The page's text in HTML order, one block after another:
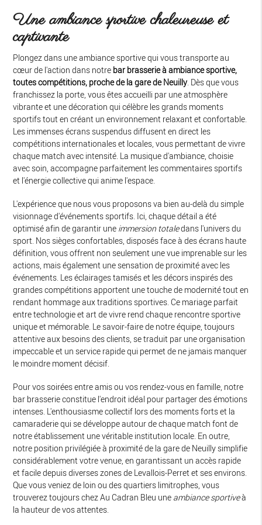
Une ambiance sportive chaleureuse et
captivante
Plongez dans une ambiance sportive qui vous transporte au
cœur de l'action dans notre bar brasserie à ambiance sportive,
toutes compétitions, proche de la gare de Neuilly. Dès que vous
franchissez la porte, vous êtes accueilli par une atmosphère
vibrante et une décoration qui célèbre les grands moments
sportifs tout en créant un environnement relaxant et confortable.
Les immenses écrans suspendus diffusent en direct les
compétitions internationales et locales, vous permettant de vivre
chaque match avec intensité. La musique d'ambiance, choisie
avec soin, accompagne parfaitement les commentaires sportifs
et l'énergie collective qui anime l'espace.
L'expérience que nous vous proposons va bien au-delà du simple
visionnage d'événements sportifs. Ici, chaque détail a été
optimisé afin de garantir une immersion totaledans l'univers du
sport. Nos sièges confortables, disposés face à des écrans haute
définition, vous offrent non seulement une vue imprenable sur les
actions, mais également une sensation de proximité avec les
événements. Les éclairages tamisés et les décors inspirés des
grandes compétitions apportent une touche de modernité tout en
rendant hommage aux traditions sportives. Ce mariage parfait
entre technologie et art de vivre rend chaque rencontre sportive
unique et mémorable. Le savoir-faire de notre équipe, toujours
attentive aux besoins des clients, se traduit par une organisation
impeccable et un service rapide qui permet de ne jamais manquer
le moindre moment décisif.
Pour vos soirées entre amis ou vos rendez-vous en famille, notre
bar brasserie constitue l'endroit idéal pour partager des émotions
intenses. L'enthousiasme collectif lors des moments forts et la
camaraderie qui se développe autour de chaque match font de
notre établissement une véritable institution locale. En outre,
notre position privilégiée à proximité de la gare de Neuilly simplifie
considérablement votre venue, en garantissant un accès rapide
et facile depuis diverses zones de Levallois-Perret et ses environs.
Que vous veniez de loin ou des quartiers limitrophes, vous
trouverez toujours chez Au Cadran Bleu une ambiance sportiveà
la hauteur de vos attentes.